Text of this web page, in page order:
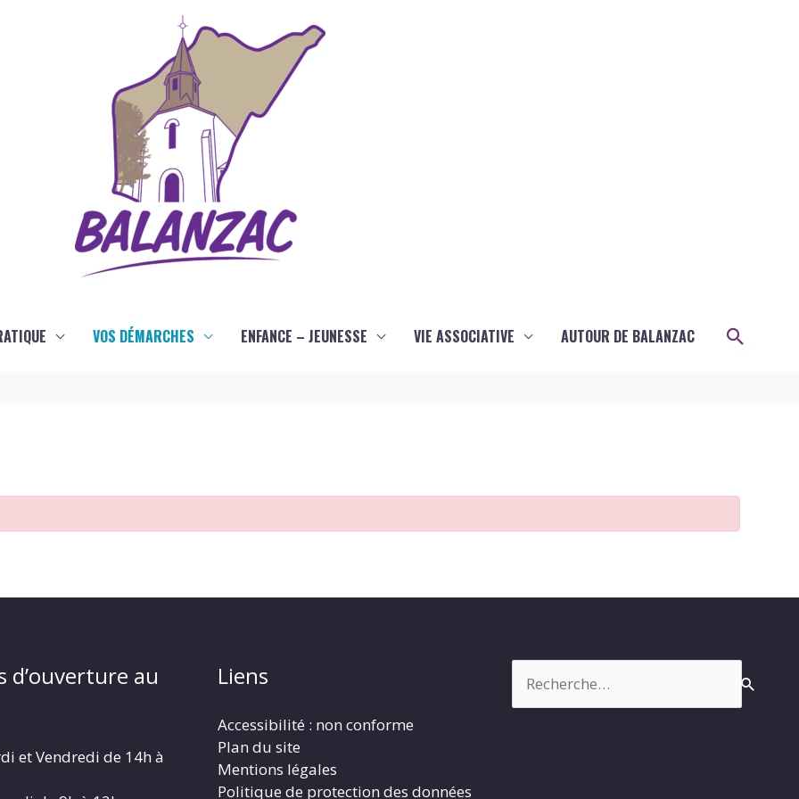
VOS DÉMARCHES ENFANCE – JEUNESSE VIE ASSOCIATIVE AUTOUR DE BALANZAC
d’ouverture au
et Vendredi de 14h à
Liens
Accessibilité : non conforme
Plan du site
Mentions légales
Politique de protection des données